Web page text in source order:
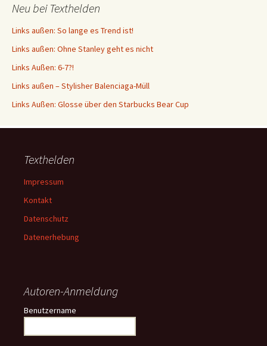
Neu bei Texthelden
Links außen: So lange es Trend ist!
Links außen: Ohne Stanley geht es nicht
Links Außen: 6-7?!
Links außen – Stylisher Balenciaga-Müll
Links Außen: Glosse über den Starbucks Bear Cup
Texthelden
Impressum
Kontakt
Datenschutz
Datenerhebung
Autoren-Anmeldung
Benutzername